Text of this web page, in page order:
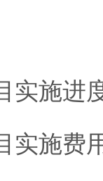
实施进
实施费